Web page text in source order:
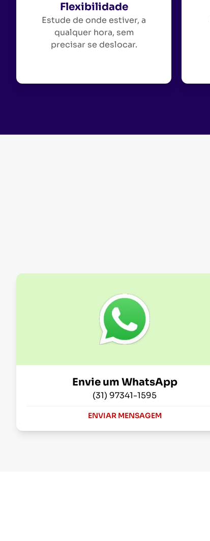
Flexibilidade
Estude de onde estiver, a
qualquer hora, sem
precisar se deslocar.
Envie um WhatsApp
(31) 97341-1595
ENVIAR MENSAGEM